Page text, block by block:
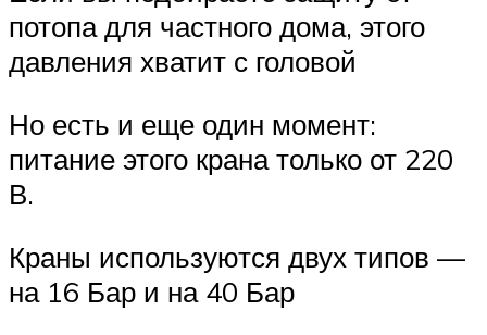
потопа для частного дома, этого
давления хватит с головой
Но есть и еще один момент:
питание этого крана только от 220
В.
Краны используются двух типов —
на 16 Бар и на 40 Бар